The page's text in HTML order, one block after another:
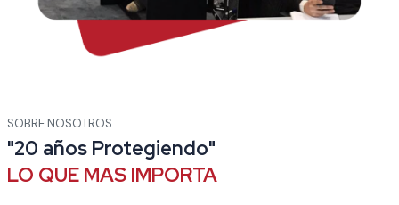
SOBRE NOSOTROS
"20 años Protegiendo"
LO QUE MAS IMPORTA